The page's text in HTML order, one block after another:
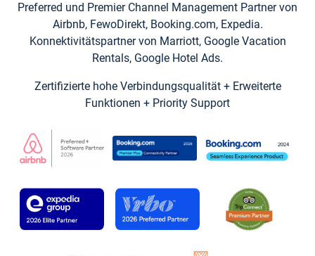
Preferred und Premier Channel Management Partner von
Airbnb, FewoDirekt, Booking.com, Expedia.
Konnektivitätspartner von Marriott, Google Vacation
Rentals, Google Hotel Ads.
Zertifizierte hohe Verbindungsqualität + Erweiterte
Funktionen + Priority Support